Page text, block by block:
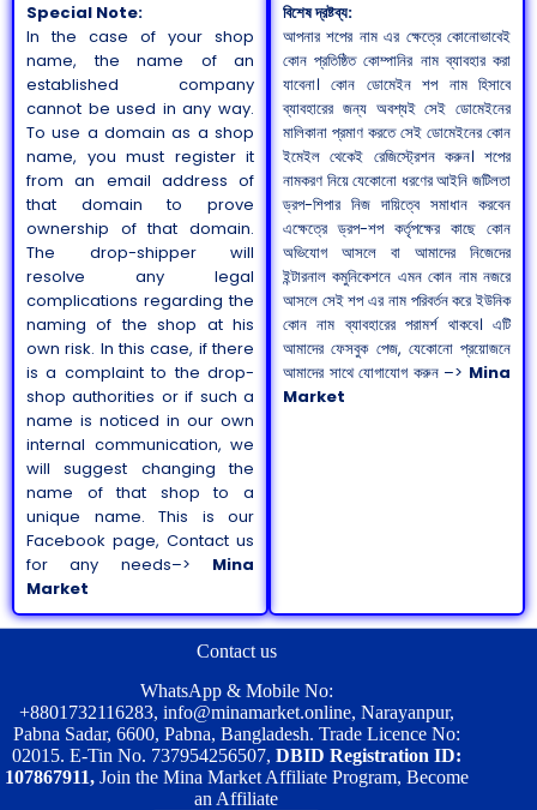
Special Note:
In the case of your shop
name, the name of an
established company
cannot be used in any way.
To use a domain as a shop
name, you must register it
from an email address of
that domain to prove
ownership of that domain.
The drop-shipper will
resolve any legal
complications regarding the
naming of the shop at his
own risk. In this case, if there
is a complaint to the drop-
shop authorities or if such a
name is noticed in our own
internal communication, we
will suggest changing the
name of that shop to a
unique name. This is our
Facebook page, Contact us
for any needs–> Mina
Market
বিশেষ দ্রষ্টব্য:
আপনার শপের নাম এর ক্ষেত্রে কোনোভাবেই
কোন প্রতিষ্ঠিত কোম্পানির নাম ব্যাবহার করা
যাবেনা। কোন ডোমেইন শপ নাম হিসাবে
ব্যাবহারের জন্য অবশ্যই সেই ডোমেইনের
মালিকানা প্রমাণ করতে সেই ডোমেইনের কোন
ইমেইল থেকেই রেজিস্ট্রেশন করুন। শপের
নামকরণ নিয়ে যেকোনো ধরণের আইনি জটিলতা
ড্রপ-শিপার নিজ দায়িত্বে সমাধান করবেন
এক্ষেত্রে ড্রপ-শপ কর্তৃপক্ষের কাছে কোন
অভিযোগ আসলে বা আমাদের নিজেদের
ইন্টারনাল কমুনিকেশনে এমন কোন নাম নজরে
আসলে সেই শপ এর নাম পরিবর্তন করে ইউনিক
কোন নাম ব্যাবহারের পরামর্শ থাকবে। এটি
আমাদের ফেসবুক পেজ, যেকোনো প্রয়োজনে
আমাদের সাথে যোগাযোগ করুন –> Mina
Market
Contact us
WhatsApp & Mobile No:
+8801732116283, info@minamarket.online, Narayanpur,
Pabna Sadar, 6600, Pabna, Bangladesh. Trade Licence No:
02015. E-Tin No. 737954256507, DBID Registration ID:
107867911, Join the Mina Market Affiliate Program, Become
an Affiliate